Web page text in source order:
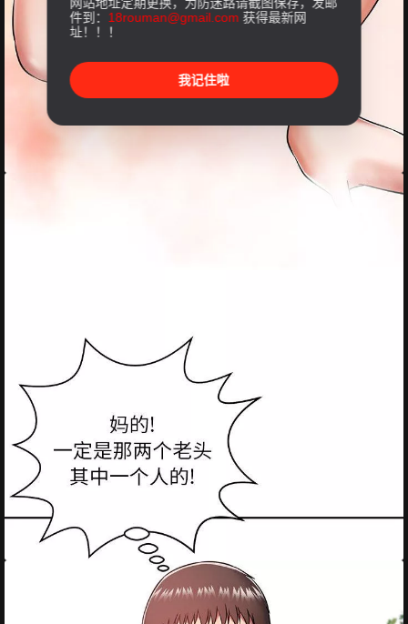
件到： 18rouman@gmail.com 获得最新网
址！！！
我记住啦